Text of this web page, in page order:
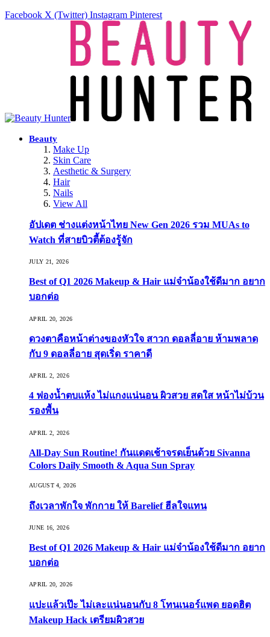
Facebook X (Twitter) Instagram Pinterest
Beauty
Make Up
Skin Care
Aesthetic & Surgery
Hair
Nails
View All
อัปเดต ช่างแต่งหน้าไทย New Gen 2026 รวม MUAs to
Watch ที่สายบิวตี้ต้องรู้จัก
JULY 21, 2026
Best of Q1 2026 Makeup & Hair แม่จ๋าน้องใช้ดีมาก อยาก
บอกต่อ
APRIL 20, 2026
ดวงตาคือหน้าต่างของหัวใจ สาวก ดอลลี่อาย ห้ามพลาด
กับ 9 ดอลลี่อาย สุดเริ่ด ราคาดี
APRIL 2, 2026
4 ฟองน้ำตบแห้ง ไม่แกงแน่นอน ผิวสวย สดใส หน้าไม่บ้วน
รองพื้น
APRIL 2, 2026
All-Day Sun Routine! กันแดดเช้าจรดเย็นด้วย Sivanna
Colors Daily Smooth & Aqua Sun Spray
AUGUST 4, 2026
ถึงเวลาพักใจ พักกาย ให้ Barelief ฮีลใจแทน
JUNE 16, 2026
Best of Q1 2026 Makeup & Hair แม่จ๋าน้องใช้ดีมาก อยาก
บอกต่อ
APRIL 20, 2026
แปะแล้วเป๊ะ ไม่เละแน่นอนกับ 8 โทนเนอร์แพด ยอดฮิต
Makeup Hack เตรียมผิวสวย